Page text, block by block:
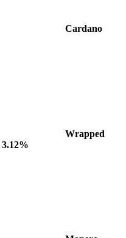
Cardano
Wrapped
3.12%